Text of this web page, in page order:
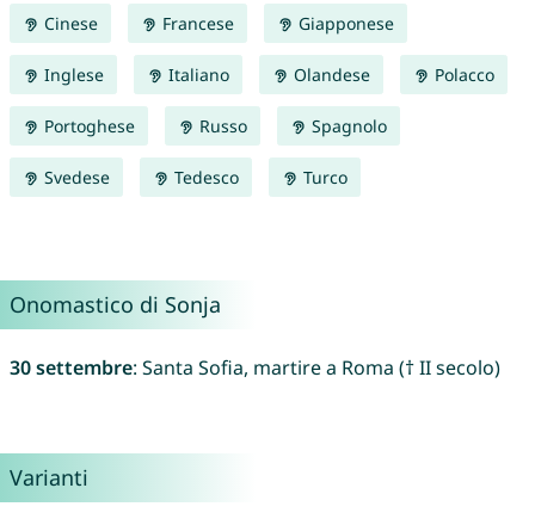
Cinese Francese Giapponese
Inglese Italiano Olandese Polacco
Portoghese Russo Spagnolo
Svedese Tedesco Turco
Onomastico di Sonja
30 settembre: Santa Sofia, martire a Roma († II secolo)
Varianti